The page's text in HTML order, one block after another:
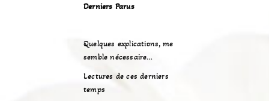
Derniers Parus
Quelques explications, me
semble nécessaire…
Lectures de ces derniers
temps